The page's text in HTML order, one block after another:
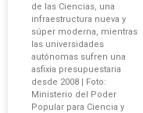
de las Ciencias, una
infraestructura nueva y
súper moderna, mientras
las universidades
autónomas sufren una
asfixia presupuestaria
desde 2008 | Foto:
Ministerio del Poder
Popular para Ciencia y